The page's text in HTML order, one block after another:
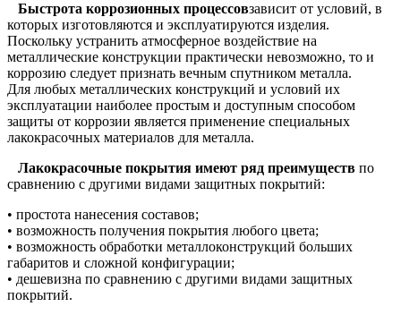
Быстрота коррозионных процессовзависит от условий, в
которых изготовляются и эксплуатируются изделия.
Поскольку устранить атмосферное воздействие на
металлические конструкции практически невозможно, то и
коррозию следует признать вечным спутником металла.
Для любых металлических конструкций и условий их
эксплуатации наиболее простым и доступным способом
защиты от коррозии является применение специальных
лакокрасочных материалов для металла.
Лакокрасочные покрытия имеют ряд преимуществ по
сравнению с другими видами защитных покрытий:
• простота нанесения составов;
• возможность получения покрытия любого цвета;
• возможность обработки металлоконструкций больших
габаритов и сложной конфигурации;
• дешевизна по сравнению с другими видами защитных
покрытий.